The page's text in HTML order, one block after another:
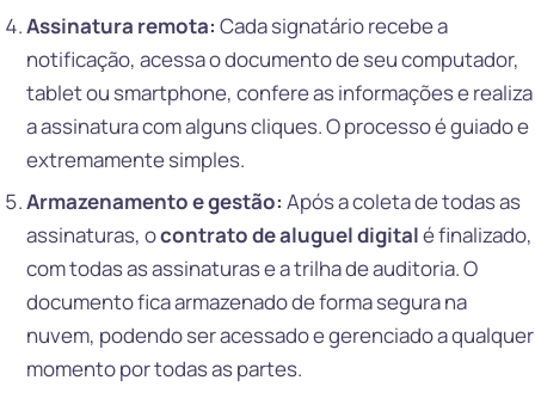
Assinatura remota: Cada signatário recebe a
notificação, acessa o documento de seu computador,
tablet ou smartphone, confere as informações e realiza
a assinatura com alguns cliques. O processo é guiado e
extremamente simples.
Armazenamento e gestão: Após a coleta de todas as
assinaturas, ocontrato de aluguel digitalé finalizado,
com todas as assinaturas e a trilha de auditoria. O
documento fica armazenado de forma segura na
nuvem, podendo ser acessado e gerenciado a qualquer
momento por todas as partes.